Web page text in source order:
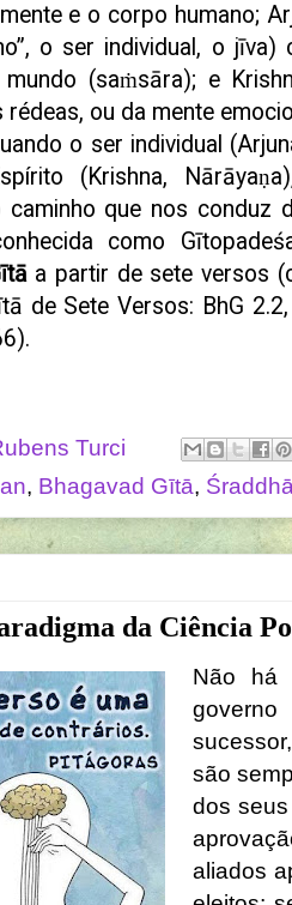
e o corpo humano;
o ser individual, o
(saṁsāra); e
rédeas, ou da mente
o ser individual
(Krishna,
caminho que nos conduz
como
a partir de sete versos
de Sete Versos: BhG
Turci
, Bhagavad Gītā,
da Ciência
Não há
são
dos
aliados